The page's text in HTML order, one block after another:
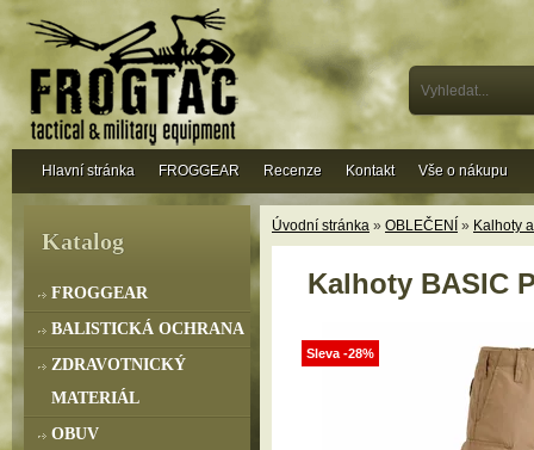
Úvodní stránka » OBLEČENÍ » Kalhoty
Kalhoty BASIC
Sleva -28%
Katalog
FROGGEAR
BALISTICKÁ OCHRANA
ZDRAVOTNICKÝ
MATERIÁL
OBUV
Hlavní stránka FROGGEAR Recenze Kontakt Vše o nákupu